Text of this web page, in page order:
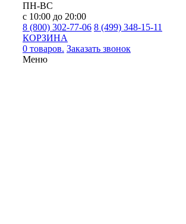
ПН-ВС
с 10:00 до 20:00
8 (800) 302-77-06 8 (499) 348-15-11
КОРЗИНА
0 товаров. Заказать звонок
Меню